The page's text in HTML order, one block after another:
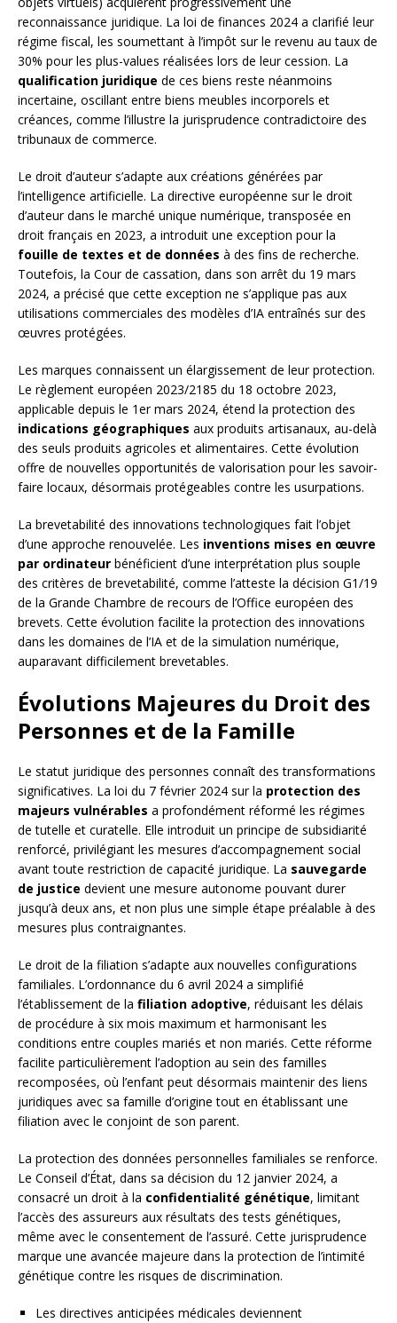
reconnaissance juridique. La loi de finances 2024 a clarifié leur
régime fiscal, les soumettant à l’impôt sur le revenu au taux de
30% pour les plus-values réalisées lors de leur cession. La
qualification juridique de ces biens reste néanmoins
incertaine, oscillant entre biens meubles incorporels et
créances, comme l’illustre la jurisprudence contradictoire des
tribunaux de commerce.
Le droit d’auteur s’adapte aux créations générées par
l’intelligence artificielle. La directive européenne sur le droit
d’auteur dans le marché unique numérique, transposée en
droit français en 2023, a introduit une exception pour la
fouille de textes et de données à des fins de recherche.
Toutefois, la Cour de cassation, dans son arrêt du 19 mars
2024, a précisé que cette exception ne s’applique pas aux
utilisations commerciales des modèles d’IA entraînés sur des
œuvres protégées.
Les marques connaissent un élargissement de leur protection.
Le règlement européen 2023/2185 du 18 octobre 2023,
applicable depuis le 1er mars 2024, étend la protection des
indications géographiques aux produits artisanaux, au-delà
des seuls produits agricoles et alimentaires. Cette évolution
offre de nouvelles opportunités de valorisation pour les savoir-
faire locaux, désormais protégeables contre les usurpations.
La brevetabilité des innovations technologiques fait l’objet
d’une approche renouvelée. Les inventions mises en œuvre
par ordinateur bénéficient d’une interprétation plus souple
des critères de brevetabilité, comme l’atteste la décision G1/19
de la Grande Chambre de recours de l’Office européen des
brevets. Cette évolution facilite la protection des innovations
dans les domaines de l’IA et de la simulation numérique,
auparavant difficilement brevetables.
Évolutions Majeures du Droit des
Personnes et de la Famille
Le statut juridique des personnes connaît des transformations
significatives. La loi du 7 février 2024 sur la protection des
majeurs vulnérables a profondément réformé les régimes
de tutelle et curatelle. Elle introduit un principe de subsidiarité
renforcé, privilégiant les mesures d’accompagnement social
avant toute restriction de capacité juridique. La sauvegarde
de justice devient une mesure autonome pouvant durer
jusqu’à deux ans, et non plus une simple étape préalable à des
mesures plus contraignantes.
Le droit de la filiation s’adapte aux nouvelles configurations
familiales. L’ordonnance du 6 avril 2024 a simplifié
l’établissement de la filiation adoptive, réduisant les délais
de procédure à six mois maximum et harmonisant les
conditions entre couples mariés et non mariés. Cette réforme
facilite particulièrement l’adoption au sein des familles
recomposées, où l’enfant peut désormais maintenir des liens
juridiques avec sa famille d’origine tout en établissant une
filiation avec le conjoint de son parent.
La protection des données personnelles familiales se renforce.
Le Conseil d’État, dans sa décision du 12 janvier 2024, a
consacré un droit à la confidentialité génétique, limitant
l’accès des assureurs aux résultats des tests génétiques,
même avec le consentement de l’assuré. Cette jurisprudence
marque une avancée majeure dans la protection de l’intimité
génétique contre les risques de discrimination.
Les directives anticipées médicales deviennent